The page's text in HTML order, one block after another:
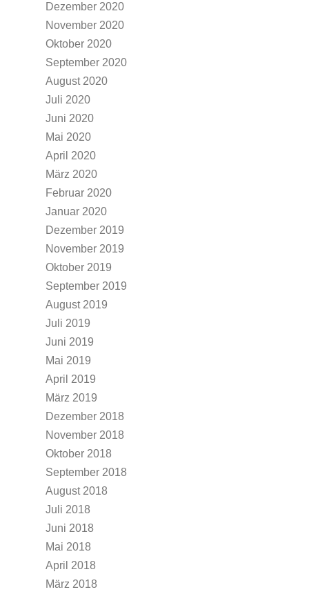
Dezember 2020
November 2020
Oktober 2020
September 2020
August 2020
Juli 2020
Juni 2020
Mai 2020
April 2020
März 2020
Februar 2020
Januar 2020
Dezember 2019
November 2019
Oktober 2019
September 2019
August 2019
Juli 2019
Juni 2019
Mai 2019
April 2019
März 2019
Dezember 2018
November 2018
Oktober 2018
September 2018
August 2018
Juli 2018
Juni 2018
Mai 2018
April 2018
März 2018